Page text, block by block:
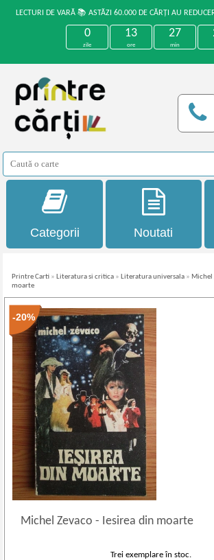
LECTURI DE VARĂ 📚 ASTĂZI 60.000 DE CĂRȚI AU
0
zile
13
ore
27
min
Categorii Noutati
Printre Carti » Literatura si critica » Literatura universala » Michel
moarte
-20%
Michel Zevaco- Iesirea din moarte
Trei exemplare în stoc.